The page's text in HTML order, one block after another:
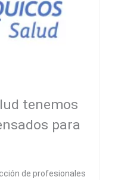
tenemos
para
de profesionales